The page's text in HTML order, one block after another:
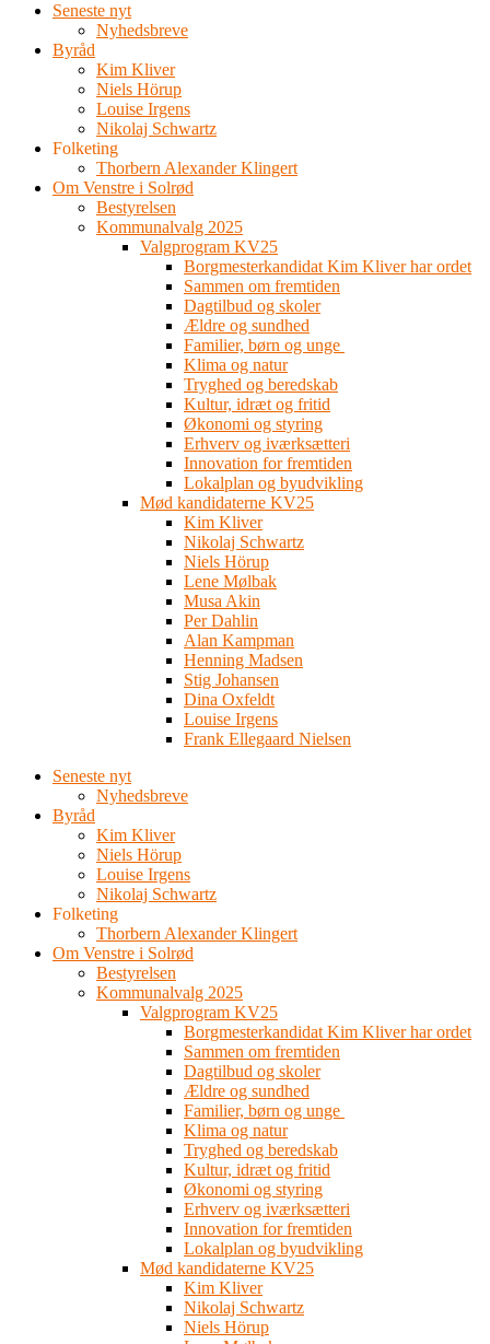
Seneste nyt
Nyhedsbreve
Byråd
Kim Kliver
Niels Hörup
Louise Irgens
Nikolaj Schwartz
Folketing
Thorbern Alexander Klingert
Om Venstre i Solrød
Bestyrelsen
Kommunalvalg 2025
Valgprogram KV25
Borgmesterkandidat Kim Kliver har ordet
Sammen om fremtiden
Dagtilbud og skoler
Ældre og sundhed
Familier, børn og unge
Klima og natur
Tryghed og beredskab
Kultur, idræt og fritid
Økonomi og styring
Erhverv og iværksætteri
Innovation for fremtiden
Lokalplan og byudvikling
Mød kandidaterne KV25
Kim Kliver
Nikolaj Schwartz
Niels Hörup
Lene Mølbak
Musa Akin
Per Dahlin
Alan Kampman
Henning Madsen
Stig Johansen
Dina Oxfeldt
Louise Irgens
Frank Ellegaard Nielsen
Seneste nyt
Nyhedsbreve
Byråd
Kim Kliver
Niels Hörup
Louise Irgens
Nikolaj Schwartz
Folketing
Thorbern Alexander Klingert
Om Venstre i Solrød
Bestyrelsen
Kommunalvalg 2025
Valgprogram KV25
Borgmesterkandidat Kim Kliver har ordet
Sammen om fremtiden
Dagtilbud og skoler
Ældre og sundhed
Familier, børn og unge
Klima og natur
Tryghed og beredskab
Kultur, idræt og fritid
Økonomi og styring
Erhverv og iværksætteri
Innovation for fremtiden
Lokalplan og byudvikling
Mød kandidaterne KV25
Kim Kliver
Nikolaj Schwartz
Niels Hörup